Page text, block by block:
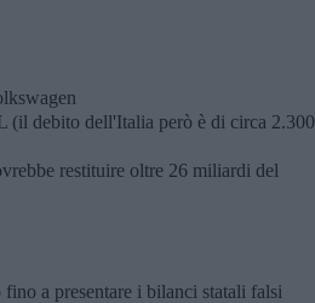
debito dell'Italia però è di circa 2.300
restituire oltre 26 miliardi del
a presentare i bilanci statali falsi